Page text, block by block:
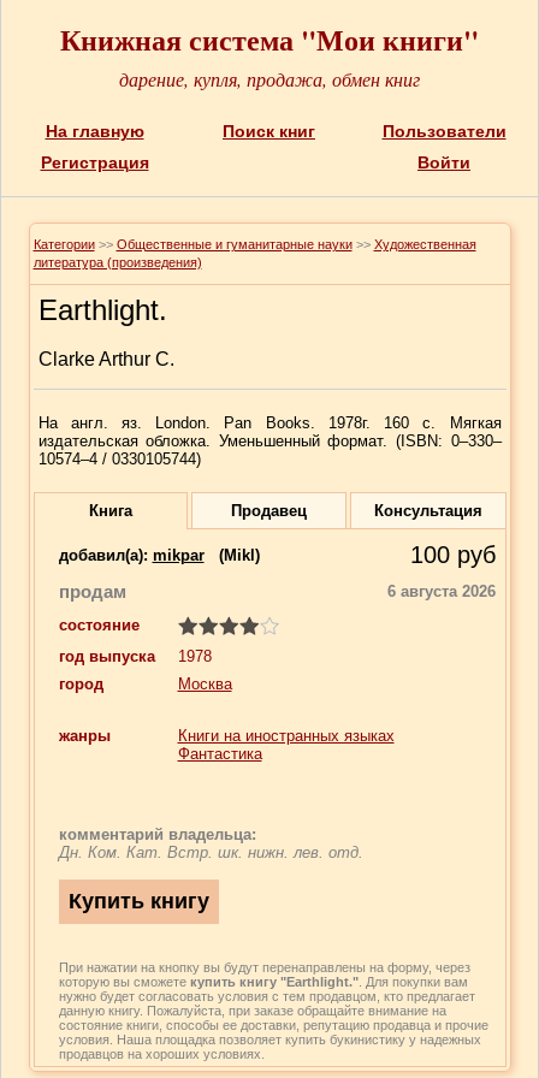
Книжная система "Мои книги"
дарение, купля, продажа, обмен книг
На главную Поиск книг
Пользователи
Регистрация
Войти
Категории >> Общественные и гуманитарные науки >> Художественная
литература (произведения)
Earthlight.
Clarke Arthur C.
На англ. яз. London. Pan Books. 1978г. 160 с. Мягкая
издательская обложка. Уменьшенный формат. (ISBN: 0–330–
10574–4/ 0330105744)
Книга Продавец Консультация
добавил(a): mikpar (Mikl) 100 руб
продам
6 августа 2026
состояние
год выпуска
1978
город
Москва
жанры
Книги на иностранных языках
Фантастика
комментарий владельца:
Дн. Ком. Кат. Встр. шк. нижн. лев. отд.
При нажатии на кнопку вы будут перенаправлены на форму, через
которую вы сможете купить книгу "Earthlight.". Для покупки вам
нужно будет согласовать условия с тем продавцом, кто предлагает
данную книгу. Пожалуйста, при заказе обращайте внимание на
состояние книги, способы ее доставки, репутацию продавца и прочие
условия. Наша площадка позволяет купить букинистику у надежных
продавцов на хороших условиях.